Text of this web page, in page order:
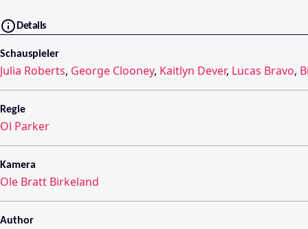
Details
Schauspieler
Julia Roberts, George Clooney, Kaitlyn Dever, Lucas Bravo,
Regie
Ol Parker
Kamera
Ole Bratt Birkeland
Author